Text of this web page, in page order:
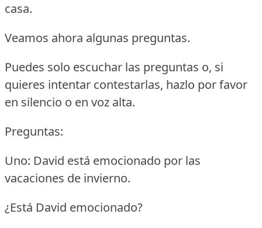
casa.
Veamos ahora algunas preguntas.
Puedes solo escuchar las preguntas o, si
quieres intentar contestarlas, hazlo por favor
en silencio o en voz alta.
Preguntas:
Uno: David está emocionado por las
vacaciones de invierno.
¿Está David emocionado?